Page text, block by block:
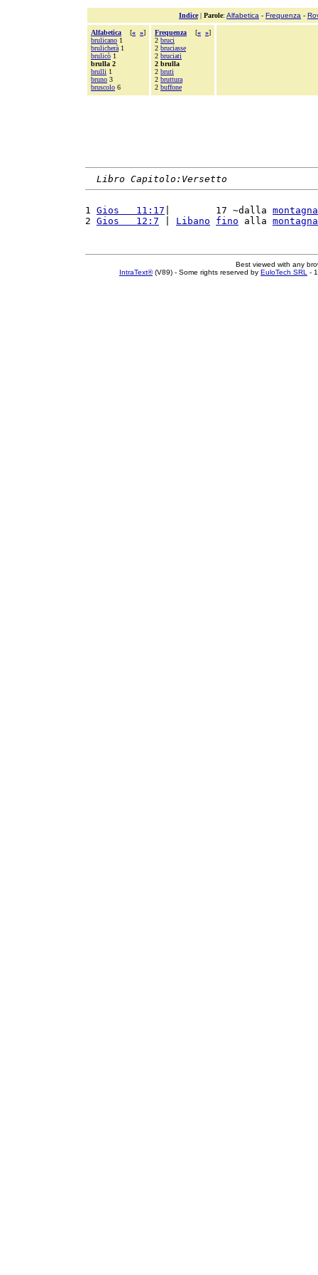
Indice| Parole: Alfabetica - Frequenza -
Alfabetica [« »]
brulicano 1
brulicherà 1
brulicò 1
brulla 2
brulli 1
bruno 3
bruscolo 6
Frequenza [« »]
2 bruci
2 bruciasse
2 bruciati
2 brulla
2 bruti
2 bruttura
2 buffone
Libro Capitolo:Versetto
1 Gios   11:17 |        17 ~dalla montagna
2 Gios   12:7 Libano fino alla montagna
Best viewed with any
IntraText®(V89) - Some rights reserved by EuloTech SRL -